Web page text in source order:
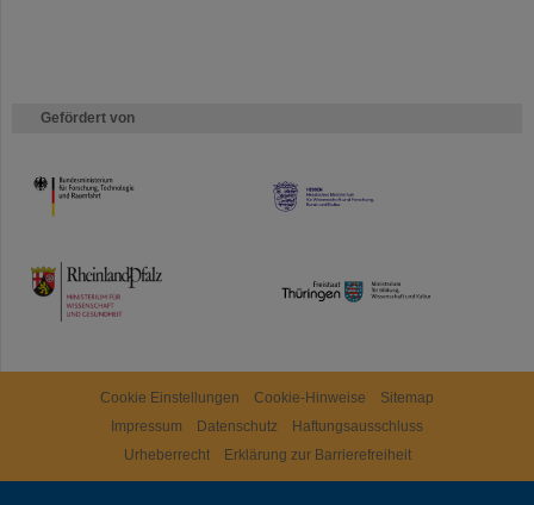
Gefördert von
HMWK
TMWWDG
Cookie Einstellungen Cookie-Hinweise
Sitemap
Impressum
Datenschutz
Haftungsausschluss
Urheberrecht
Erklärung zur Barrierefreiheit